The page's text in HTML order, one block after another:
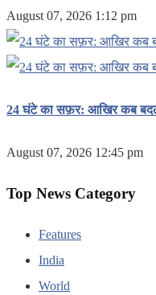
August 07, 2026 1:12 pm
24 घंटे का सफ़र: आखिर कब
August 07, 2026 12:45 pm
Top News Category
Features
India
World